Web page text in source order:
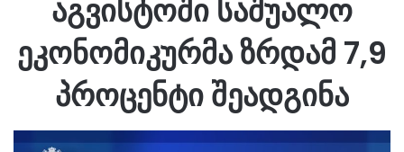
აგვისტოში საშუალო
ეკონომიკურმა ზრდამ 7,9
პროცენტი შეადგინა